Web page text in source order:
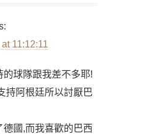
11:12:11
球隊跟我差不多耶!
持阿根廷所以討厭巴
國,而我喜歡的巴西